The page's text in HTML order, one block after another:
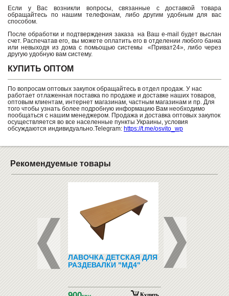
Если у Вас возникли вопросы, связанные с доставкой товара
обращайтесь по нашим телефонам, либо другим удобным для вас
способом.
После обработки и подтверждения заказа на Ваш e-mail будет выслан
счет. Распечатав его, вы можете оплатить его в отделении любого банка
или невыходя из дома с помьощью системы «Приват24», либо через
другую удобную вам систему.
КУПИТЬ ОПТОМ
По вопросам оптовых закупок обращайтесь в отдел продаж. У нас
работает отлаженная поставка по продаже и доставке наших товаров,
оптовым клиентам, интернет магазинам, частным магазинам и пр. Для
того чтобы узнать более подробную информацию Вам необходимо
пообщаться с нашим менеджером. Продажа и доставка оптовых закупок
осуществляется во все населенные пункты Украины, условия
обсуждаются индивидуально.Telegram: https://t.me/osvito_wp
Рекомендуемые товары
100 ШТ.,
ЛАВОЧКА ДЕТСКАЯ ДЛЯ
РАЗДЕВАЛКИ "МД4"
Купить
РОСТОМЕР
"ОБЕЗЬЯНКИ"